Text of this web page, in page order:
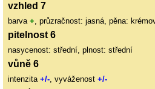
vzhled 7
barva +, průzračnost: jasná, pěna:
pitelnost 6
nasycenost: střední, plnost: střední
vůně 6
intenzita +/-, vyváženost +/-